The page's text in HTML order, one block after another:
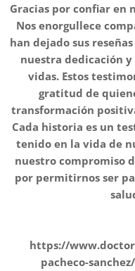
Gracias por confiar en
Nos enorgullece
han dejado sus
nuestra dedicación
vidas. Estos
gratitud de
transformación
Cada historia es un
tenido en la vida de
nuestro compromiso
por permitirnos ser
https://
pacheco-